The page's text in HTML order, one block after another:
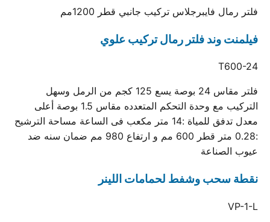
فلتر رمال فايبرجلاس تركيب جانبي قطر 1200مم
فيلمنت وند فلتر رمال تركيب علوي
T600-24
فلتر مقاس 24 بوصة يسع 125 كجم من الرمل وسهل
التركيب مع وحدة التحكم المتعدده مقاس 1.5 بوصة أعلى
معدل تدفق للمياة :14 متر مكعب فى الساعة مساحة الترشيح
:0.28 متر قطر 600 مم و ارتفاع 980 مم ضمان سنه ضد
عيوب الصناعة
نقطة سحب وشفط لحمامات اللينر
VP-1-L